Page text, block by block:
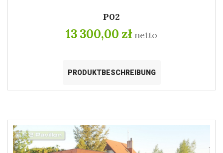
P02
13 300,00 zł netto
PRODUKTBESCHREIBUNG